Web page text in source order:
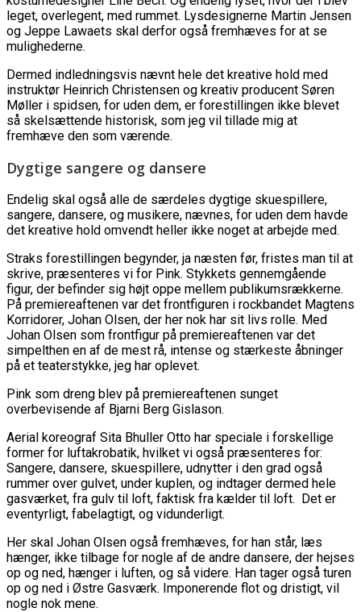
leget, overlegent, med rummet. Lysdesignerne Martin Jensen
og Jeppe Lawaets skal derfor også fremhæves for at se
mulighederne.
Dermed indledningsvis nævnt hele det kreative hold med
instruktør Heinrich Christensen og kreativ producent Søren
Møller i spidsen, for uden dem, er forestillingen ikke blevet
så skelsættende historisk, som jeg vil tillade mig at
fremhæve den som værende.
Dygtige sangere og dansere
Endelig skal også alle de særdeles dygtige skuespillere,
sangere, dansere, og musikere, nævnes, for uden dem havde
det kreative hold omvendt heller ikke noget at arbejde med.
Straks forestillingen begynder, ja næsten før, fristes man til at
skrive, præsenteres vi for Pink. Stykkets gennemgående
figur, der befinder sig højt oppe mellem publikumsrækkerne.
På premiereaftenen var det frontfiguren i rockbandet Magtens
Korridorer, Johan Olsen, der her nok har sit livs rolle. Med
Johan Olsen som frontfigur på premiereaftenen var det
simpelthen en af de mest rå, intense og stærkeste åbninger
på et teaterstykke, jeg har oplevet.
Pink som dreng blev på premiereaftenen sunget
overbevisende af Bjarni Berg Gislason.
Aerial koreograf Sita Bhuller Otto har speciale i forskellige
former for luftakrobatik, hvilket vi også præsenteres for:
Sangere, dansere, skuespillere, udnytter i den grad også
rummer over gulvet, under kuplen, og indtager dermed hele
gasværket, fra gulv til loft, faktisk fra kælder til loft. Det er
eventyrligt, fabelagtigt, og vidunderligt.
Her skal Johan Olsen også fremhæves, for han står, læs
hænger, ikke tilbage for nogle af de andre dansere, der hejses
op og ned, hænger i luften, og så videre. Han tager også turen
op og ned i Østre Gasværk. Imponerende flot og dristigt, vil
nogle nok mene.